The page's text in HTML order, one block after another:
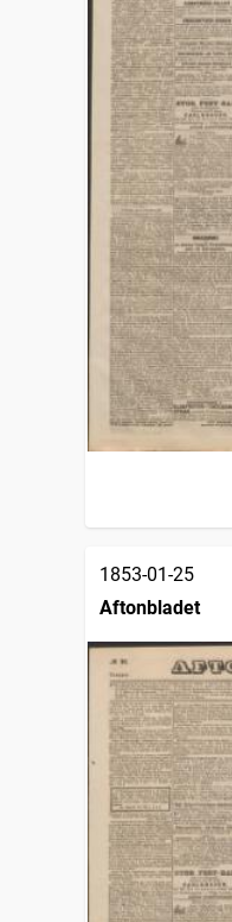
1853-01-25
Aftonbladet